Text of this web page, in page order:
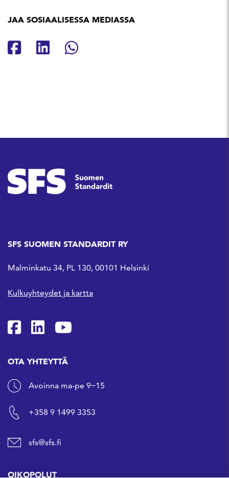
JAA SOSIAALISESSA MEDIASSA
Jaa Facebookissa
Jaa Linkedinissä
Jaa Whatsappissa
SFS SUOMEN STANDARDIT RY
Malminkatu 34, PL 130, 00101 Helsinki
Kulkuyhteydet ja kartta
SFS Facebookissa
SFS Linkedinissä
SFS Youtubessa
OTA YHTEYTTÄ
Avoinna ma-pe 9−15
+358 9 1499 3353
sfs@sfs.fi
OIKOPOLUT